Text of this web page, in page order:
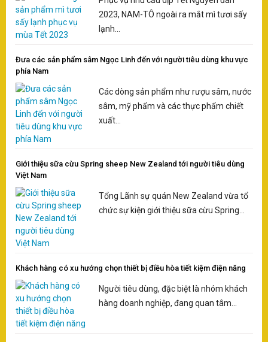
2023, NAM-TÔ ngoài ra mắt mì tươi sấy
lạnh...
Đưa các sản phẩm sâm Ngọc Linh đến với người tiêu dùng khu vực
phía Nam
Các dòng sản phẩm như rượu sâm, nước
sâm, mỹ phẩm và các thực phẩm chiết
xuất...
Giới thiệu sữa cừu Spring sheep New Zealand tới người tiêu dùng
Việt Nam
Tổng Lãnh sự quán New Zealand vừa tổ
chức sự kiện giới thiệu sữa cừu Spring...
Khách hàng có xu hướng chọn thiết bị điều hòa tiết kiệm điện năng
Người tiêu dùng, đặc biệt là nhóm khách
hàng doanh nghiệp, đang quan tâm...